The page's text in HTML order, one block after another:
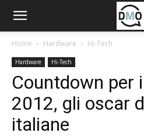
Home Hardware Hi-Tech
Hardware Hi-Tech
Countdown per
2012, gli oscar
italiane